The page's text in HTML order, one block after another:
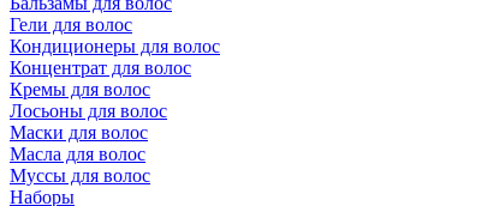
Гели для волос
Кондиционеры для волос
Концентрат для волос
Кремы для волос
Лосьоны для волос
Маски для волос
Масла для волос
Муссы для волос
Наборы